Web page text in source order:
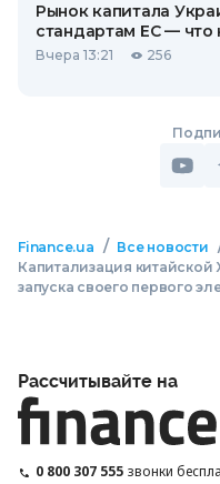
Рынок капитала
стандартам ЕС — что
Вчера 13:21 256
Finance.ua / Все новости
Капитализация
запуска своего первого
Рассчитывайте на
0 800 307 555 звонки